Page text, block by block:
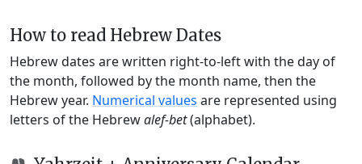
How to read Hebrew Dates
Hebrew dates are written right-to-left with the day of
the month, followed by the month name, then the
Hebrew year. Numerical values are represented using
letters of the Hebrewalef-bet(alphabet).